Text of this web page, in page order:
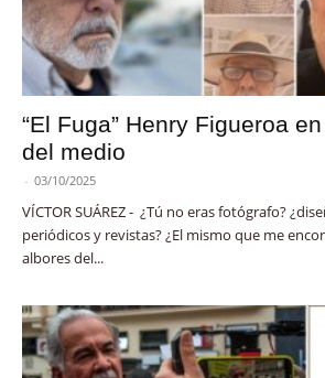
“El Fuga” Henry Figueroa
del medio
- 03/10/2025
VÍCTOR SUÁREZ - ¿Tú no eras fotógrafo?
periódicos y revistas? ¿El mismo que me
albores del...